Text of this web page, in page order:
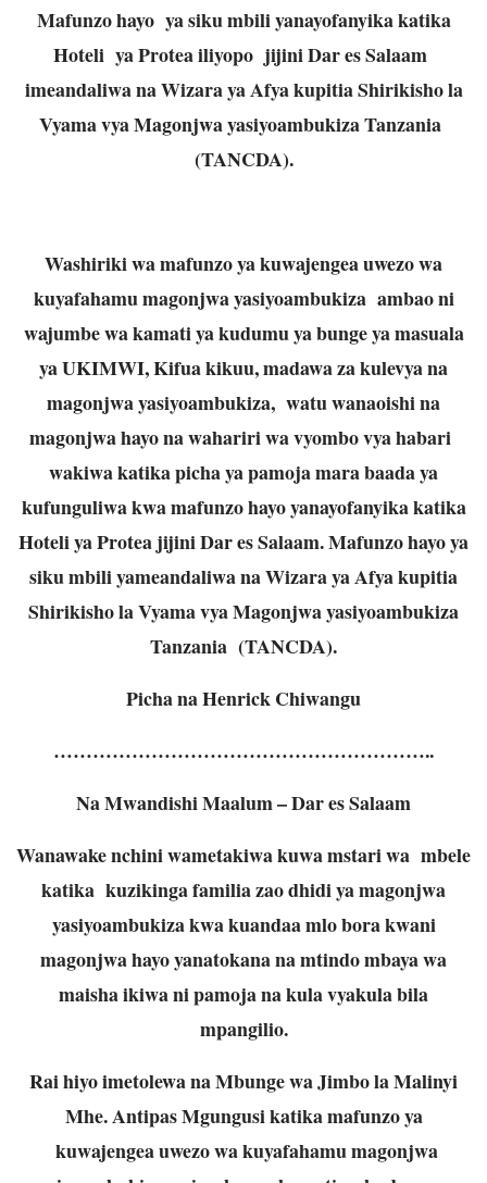
Mafunzo hayo ya siku mbili yanayofanyika katika
Hoteli ya Protea iliyopo jijini Dar es Salaam
imeandaliwa na Wizara ya Afya kupitia Shirikisho la
Vyama vya Magonjwa yasiyoambukiza Tanzania
(TANCDA).
Washiriki wa mafunzo ya kuwajengea uwezo wa
kuyafahamu magonjwa yasiyoambukiza ambao ni
wajumbe wa kamati ya kudumu ya bunge ya masuala
ya UKIMWI, Kifua kikuu, madawa za kulevya na
magonjwa yasiyoambukiza, watu wanaoishi na
magonjwa hayo na wahariri wa vyombo vya habari
wakiwa katika picha ya pamoja mara baada ya
kufunguliwa kwa mafunzo hayo yanayofanyika katika
Hoteli ya Protea jijini Dar es Salaam. Mafunzo hayo ya
siku mbili yameandaliwa na Wizara ya Afya kupitia
Shirikisho la Vyama vya Magonjwa yasiyoambukiza
Tanzania (TANCDA).
Picha na Henrick Chiwangu
…………………………………………………..
Na Mwandishi Maalum – Dar es Salaam
Wanawake nchini wametakiwa kuwa mstari wa mbele
katika kuzikinga familia zao dhidi ya magonjwa
yasiyoambukiza kwa kuandaa mlo bora kwani
magonjwa hayo yanatokana na mtindo mbaya wa
maisha ikiwa ni pamoja na kula vyakula bila
mpangilio.
Rai hiyo imetolewa na Mbunge wa Jimbo la Malinyi
Mhe. Antipas Mgungusi katika mafunzo ya
kuwajengea uwezo wa kuyafahamu magonjwa